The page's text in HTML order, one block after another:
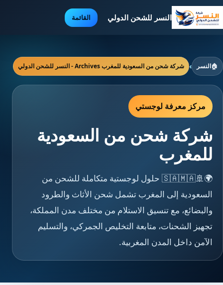
النسر للشحن الدولي القائمة
🏠النسر › شركة شحن من السعودية للمغرب Archives - النسر للشحن الدولي
مركز معرفة لوجستي
شركة شحن من السعودية
للمغرب
🌍🚢🇸🇦🇲🇦 حلول لوجستية متكاملة للشحن من
السعودية إلى المغرب تشمل شحن الأثاث والطرود
والبضائع، مع تنسيق الاستلام من مختلف مدن المملكة،
تجهيز الشحنات، متابعة التخليص الجمركي، والتسليم
الآمن داخل المدن المغربية.